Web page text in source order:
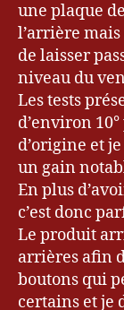
une plaque
l’arrière
de laisser
niveau du
Les tests
d’environ
d’origine et
un gain
En plus
c’est donc
Le produit
arrières afin
boutons qui
certains et je